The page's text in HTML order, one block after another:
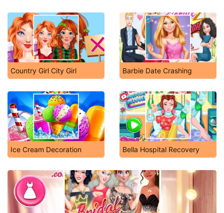
Country Girl City Girl Barbie Date Crashing
Ice Cream Decoration Bella Hospital Recovery